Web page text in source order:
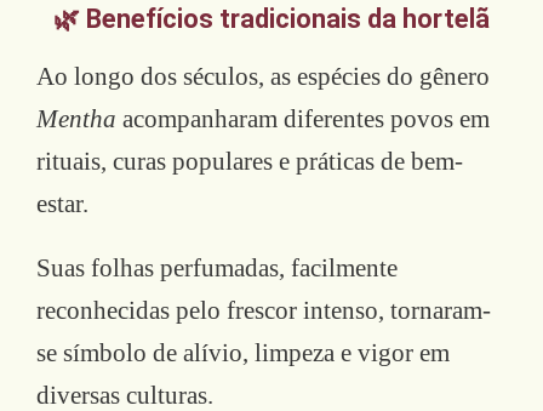
🌿 Benefícios tradicionais da hortelã
Ao longo dos séculos, as espécies do gênero
Mentha acompanharam diferentes povos em
rituais, curas populares e práticas de bem-
estar.
Suas folhas perfumadas, facilmente
reconhecidas pelo frescor intenso, tornaram-
se símbolo de alívio, limpeza e vigor em
diversas culturas.